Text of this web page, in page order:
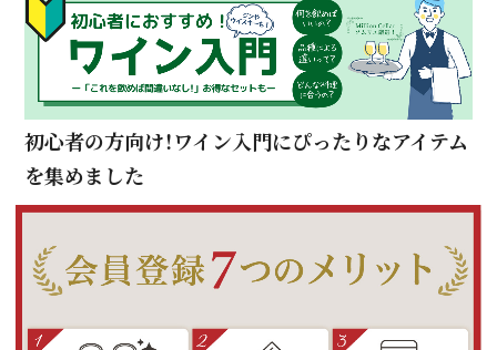
初心者の方向け！ワイン入門にぴったりなアイテム
を集めました